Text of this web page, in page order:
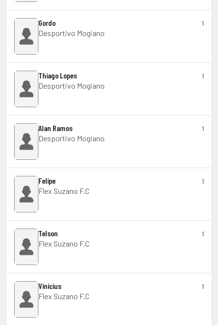
Gordo
Desportivo Mogiano
1
Thiago Lopes
Desportivo Mogiano
1
Alan Ramos
Desportivo Mogiano
1
Felipe
Flex Suzano F.C
1
Telson
Flex Suzano F.C
1
Vinicius
Flex Suzano F.C
1